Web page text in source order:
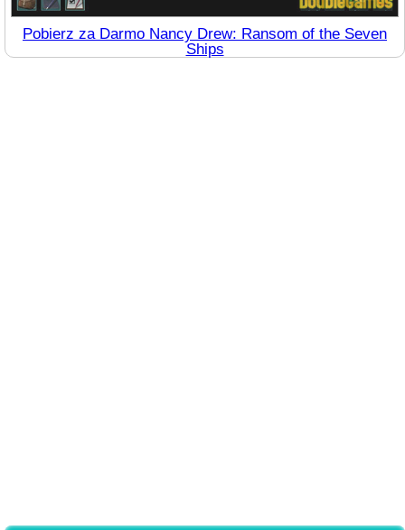
Pobierz za Darmo Nancy Drew: Ransom of the Seven
Ships